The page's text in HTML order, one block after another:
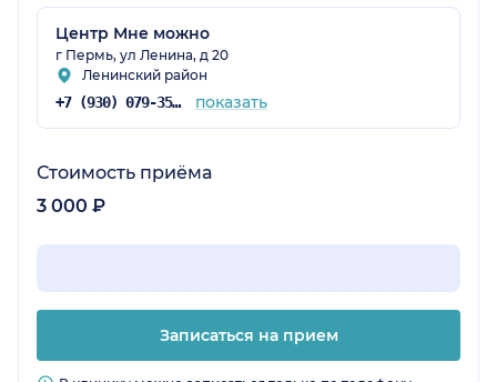
Центр Мне можно
г Пермь, ул Ленина, д 20
Ленинский район
+7 (930) 079-35-76 показать
Стоимость приёма
3 000 ₽
Записаться на прием